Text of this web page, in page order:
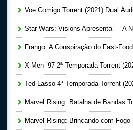
Voe Comigo Torrent (2021) Dual
Star Wars: Visions Apresenta — A Nona Jedi 1ª Temporada
Frango: A Conspiração do Fast-Food Torrent
X-Men ’97 2ª Temporada Torrent (2026)
Ted Lasso 4ª Temporada Torrent (2026)
Marvel Rising: Batalha de Bandas Torrent
Marvel Rising: Brincando com Fogo Torrent